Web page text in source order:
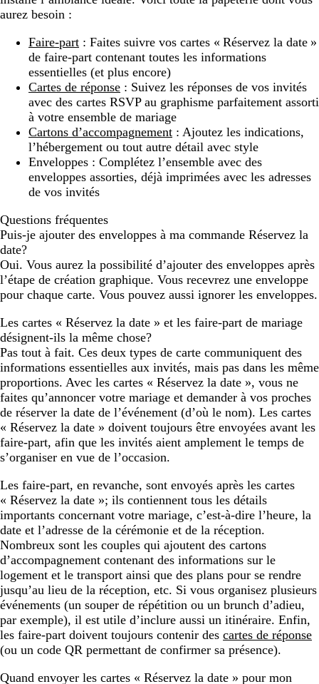
aurez besoin :
Faire-part : Faites suivre vos cartes « Réservez la date »
de faire-part contenant toutes les informations
essentielles (et plus encore)
Cartes de réponse : Suivez les réponses de vos invités
avec des cartes RSVP au graphisme parfaitement assorti
à votre ensemble de mariage
Cartons d’accompagnement : Ajoutez les indications,
l’hébergement ou tout autre détail avec style
Enveloppes : Complétez l’ensemble avec des
enveloppes assorties, déjà imprimées avec les adresses
de vos invités
Questions fréquentes
Puis-je ajouter des enveloppes à ma commande Réservez la
date?
Oui. Vous aurez la possibilité d’ajouter des enveloppes après
l’étape de création graphique. Vous recevrez une enveloppe
pour chaque carte. Vous pouvez aussi ignorer les enveloppes.
Les cartes « Réservez la date » et les faire-part de mariage
désignent-ils la même chose?
Pas tout à fait. Ces deux types de carte communiquent des
informations essentielles aux invités, mais pas dans les même
proportions. Avec les cartes « Réservez la date », vous ne
faites qu’annoncer votre mariage et demander à vos proches
de réserver la date de l’événement (d’où le nom). Les cartes
« Réservez la date » doivent toujours être envoyées avant les
faire-part, afin que les invités aient amplement le temps de
s’organiser en vue de l’occasion.
Les faire-part, en revanche, sont envoyés après les cartes
« Réservez la date »; ils contiennent tous les détails
importants concernant votre mariage, c’est-à-dire l’heure, la
date et l’adresse de la cérémonie et de la réception.
Nombreux sont les couples qui ajoutent des cartons
d’accompagnement contenant des informations sur le
logement et le transport ainsi que des plans pour se rendre
jusqu’au lieu de la réception, etc. Si vous organisez plusieurs
événements (un souper de répétition ou un brunch d’adieu,
par exemple), il est utile d’inclure aussi un itinéraire. Enfin,
les faire-part doivent toujours contenir des cartes de réponse
(ou un code QR permettant de confirmer sa présence).
Quand envoyer les cartes « Réservez la date » pour mon